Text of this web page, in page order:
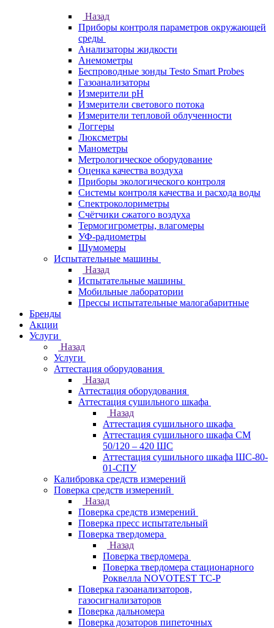
Назад
Приборы контроля параметров окружающей
среды
Анализаторы жидкости
Анемометры
Беспроводные зонды Testo Smart Probes
Газоанализаторы
Измерители pH
Измерители светового потока
Измерители тепловой облученности
Логгеры
Люксметры
Манометры
Метрологическое оборудование
Оценка качества воздуха
Приборы экологического контроля
Системы контроля качества и расхода воды
Спектроколориметры
Счётчики сжатого воздуха
Термогигрометры, влагомеры
УФ-радиометры
Шумомеры
Испытательные машины
Назад
Испытательные машины
Мобильные лаборатории
Прессы испытательные малогабаритные
Бренды
Акции
Услуги
Назад
Услуги
Аттестация оборудования
Назад
Аттестация оборудования
Аттестация сушильного шкафа
Назад
Аттестация сушильного шкафа
Аттестация сушильного шкафа СМ
50/120 – 420 ШС
Аттестация сушильного шкафа ШС-80-
01-СПУ
Калибровка средств измерений
Поверка средств измерений
Назад
Поверка средств измерений
Поверка пресс испытательный
Поверка твердомера
Назад
Поверка твердомера
Поверка твердомера стационарного
Роквелла NOVOTEST TС-Р
Поверка газоанализаторов,
газосигнализаторов
Поверка дальномера
Поверка дозаторов пипеточных